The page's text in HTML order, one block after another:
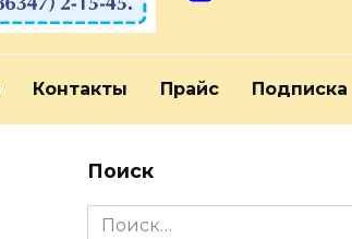
Контакты Прайс Подписка
Поиск
Search